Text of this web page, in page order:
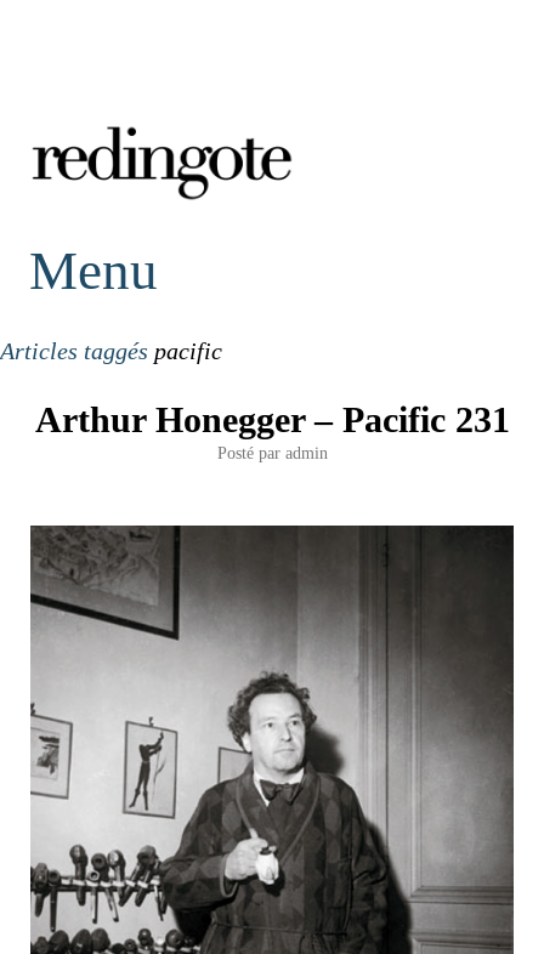
redingote.
Menu
Articles taggés pacific
Arthur Honegger – Pacific 231
Posté par admin